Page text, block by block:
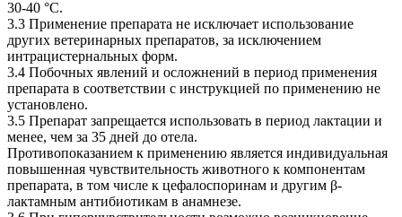
30-40 °C.
3.3 Применение препарата не исключает использование
других ветеринарных препаратов, за исключением
интрацистернальных форм.
3.4 Побочных явлений и осложнений в период применения
препарата в соответствии с инструкцией по применению не
установлено.
3.5 Препарат запрещается использовать в период лактации и
менее, чем за 35 дней до отела.
Противопоказанием к применению является индивидуальная
повышенная чувствительность животного к компонентам
препарата, в том числе к цефалоспоринам и другим β-
лактамным антибиотикам в анамнезе.